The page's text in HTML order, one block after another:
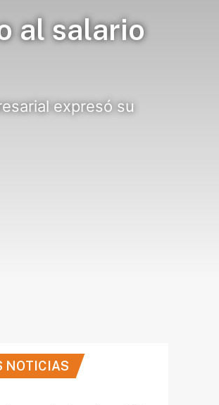
al salario
expresó su
NOTICIAS